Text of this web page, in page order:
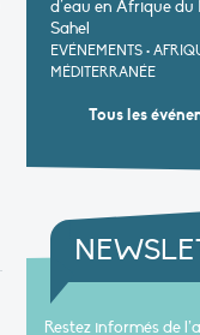
d’eau en Afrique du
Sahel
EVÉNEMENTS •
MÉDITERRANÉE
Tous les
Restez informés de